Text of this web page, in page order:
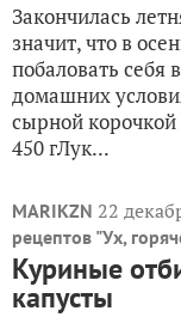
Закончилась
значит, что в
побаловать себя
домашних
сырной
450 гЛук...
MARIKZN 22
рецептов "Ух,
Куриные
капусты